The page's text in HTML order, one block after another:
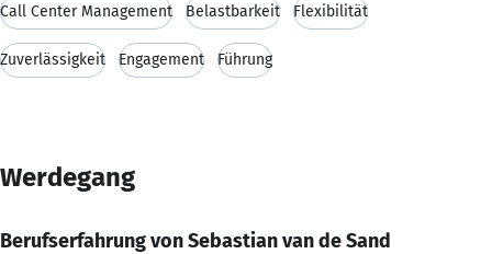
Call Center Management Belastbarkeit Flexibilität
Zuverlässigkeit Engagement Führung
Werdegang
Berufserfahrung von Sebastian van de Sand